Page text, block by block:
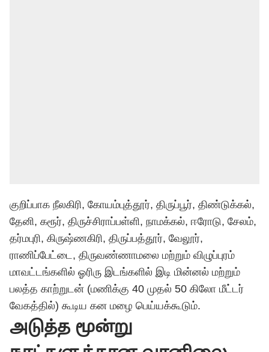
குறிப்பாக நீலகிரி, கோயம்புத்தூர், திருப்பூர், திண்டுக்கல்,
தேனி, கரூர், திருச்சிராப்பள்ளி, நாமக்கல், ஈரோடு, சேலம்,
தர்மபுரி, கிருஷ்ணகிரி, திருப்பத்தூர், வேலூர்,
ராணிப்பேட்டை, திருவண்ணாமலை மற்றும் விழுப்புரம்
மாவட்டங்களில் ஓரிரு இடங்களில் இடி மின்னல் மற்றும்
பலத்த காற்றுடன் (மணிக்கு 40 முதல் 50 கிலோ மீட்டர்
வேகத்தில்) கூடிய கன மழை பெய்யக்கூடும்.
அடுத்த மூன்று